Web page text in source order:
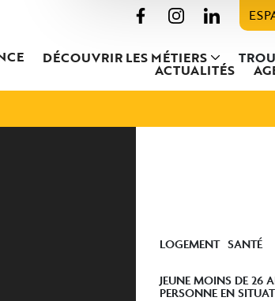
DÉCOUVRIR LES MÉTIERS
ACTUALITÉS
LOGEMENT SANTÉ
JEUNE MOINS DE 26
PERSONNE EN